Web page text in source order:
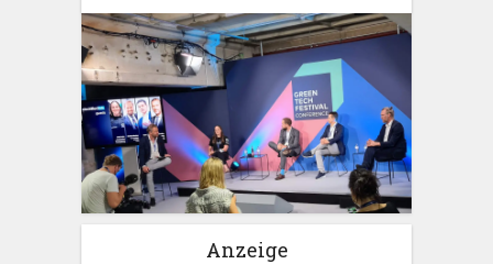
Anzeige